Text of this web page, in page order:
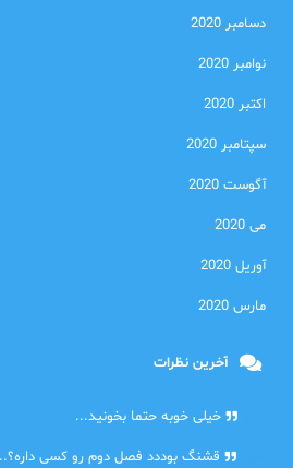
دسامبر 2020
نوامبر 2020
اکتبر 2020
سپتامبر 2020
آگوست 2020
می 2020
آوریل 2020
مارس 2020
آخرین نظرات
خیلی خوبه حتما بخونید...
قشنگ بوددد فصل دوم رو کسی